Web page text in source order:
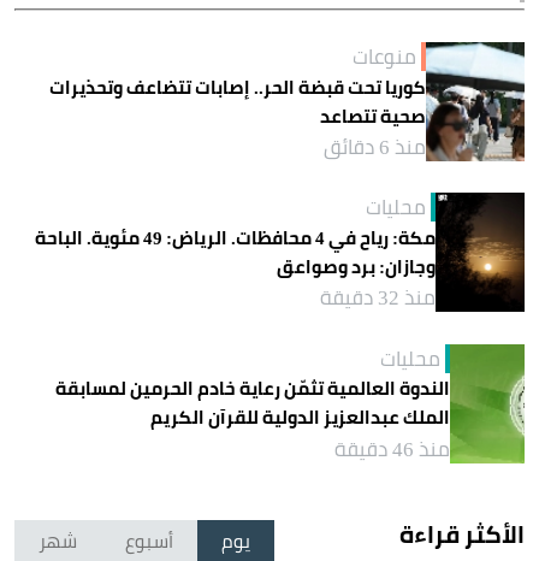
منوعات
كوريا تحت قبضة الحر.. إصابات تتضاعف وتحذيرات
صحية تتصاعد
منذ 6 دقائق
محليات
مكة: رياح في 4 محافظات. الرياض: 49 مئوية. الباحة
وجازان: برد وصواعق
منذ 32 دقيقة
محليات
الندوة العالمية تثمّن رعاية خادم الحرمين لمسابقة
الملك عبدالعزيز الدولية للقرآن الكريم
منذ 46 دقيقة
الأكثر قراءة يوم أسبوع شهر